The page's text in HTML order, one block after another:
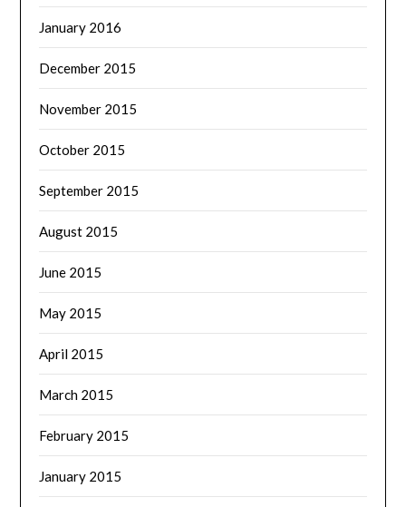
January 2016
December 2015
November 2015
October 2015
September 2015
August 2015
June 2015
May 2015
April 2015
March 2015
February 2015
January 2015